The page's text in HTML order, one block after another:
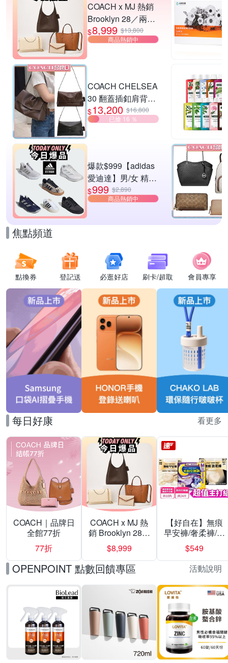
滿1件享9折
COACH x MJ 熱銷
Brooklyn 28／兩用
／斜背包均一價-多
款可選
$8,999 $13,800
商品熱銷中
COACH CHELSEA
30 翻蓋插釦肩背包
兩色供選
$13,200 $16,800
已搶 16 ％
爆款$999【adidas
愛迪達】男/女 精選
運動鞋休閒鞋 任選
均一價
$999 $2,890
商品熱銷中
焦點頻道
點換券 登記送 必逛好店 刷卡/超取 會員專享
每日好康 看更多
COACH｜品牌日
全館77折
77折
COACH x MJ 熱
銷 Brooklyn 28／
兩用／斜背包均
一價-多款可選
$8,999
【好自在】無痕
早安褲/奢柔褲/熊
抱安睡褲 超值組
任選一組 -生理
褲/衛生棉褲(無痕
褲18片、安睡褲
24片)
$549
OPENPOINT 點數回饋專區 活動說明